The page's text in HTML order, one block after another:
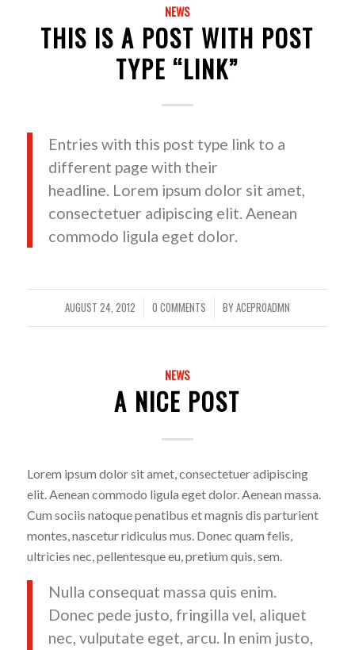
NEWS
THIS IS A POST WITH POST
TYPE “LINK”
Entries with this post type link to a
different page with their
headline. Lorem ipsum dolor sit amet,
consectetuer adipiscing elit. Aenean
commodo ligula eget dolor.
AUGUST 24, 2012
/ 0 COMMENTS
/ BYACEPR0ADMN
NEWS
A NICE POST
Lorem ipsum dolor sit amet, consectetuer adipiscing
elit. Aenean commodo ligula eget dolor. Aenean massa.
Cum sociis natoque penatibus et magnis dis parturient
montes, nascetur ridiculus mus. Donec quam felis,
ultricies nec, pellentesque eu, pretium quis, sem.
Nulla consequat massa quis enim.
Donec pede justo, fringilla vel, aliquet
nec, vulputate eget, arcu. In enim justo,